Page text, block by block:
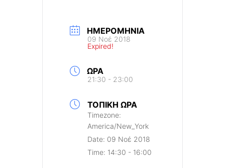
ΗΜΕΡΟΜΗΝΊΑ
09 Νοέ 2018
Expired!
ΏΡΑ
21:30 - 23:00
ΤΟΠΙΚΉ ΏΡΑ
Timezone:
America/New_York
Date: 09 Νοέ 2018
Time: 14:30 - 16:00